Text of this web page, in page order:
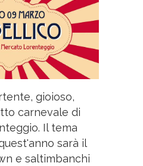
gioioso,
carnevale di
Il tema
sarà il
e saltimbanchi